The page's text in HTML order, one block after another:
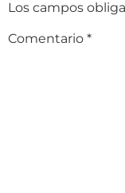
Los campos
Comentario *